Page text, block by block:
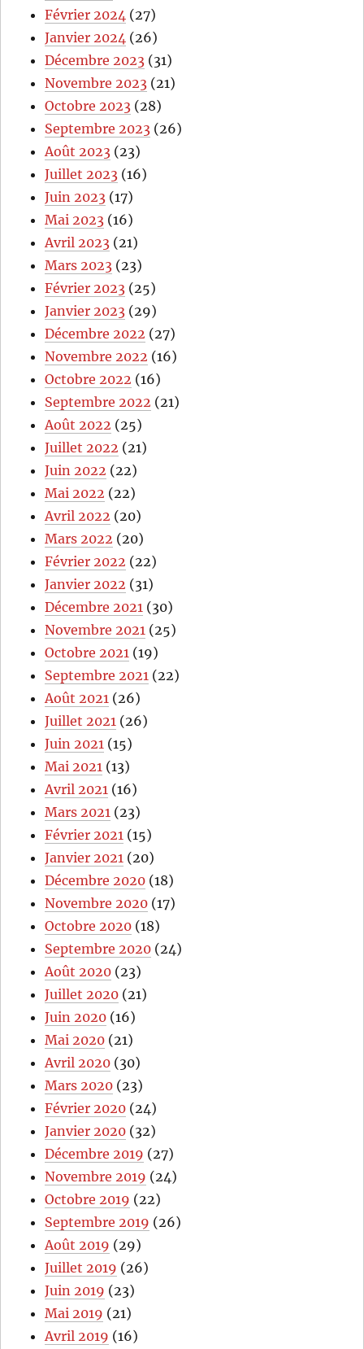
Février 2024 (27)
Janvier 2024 (26)
Décembre 2023 (31)
Novembre 2023 (21)
Octobre 2023 (28)
Septembre 2023 (26)
Août 2023 (23)
Juillet 2023 (16)
Juin 2023 (17)
Mai 2023 (16)
Avril 2023 (21)
Mars 2023 (23)
Février 2023 (25)
Janvier 2023 (29)
Décembre 2022 (27)
Novembre 2022 (16)
Octobre 2022 (16)
Septembre 2022 (21)
Août 2022 (25)
Juillet 2022 (21)
Juin 2022 (22)
Mai 2022 (22)
Avril 2022 (20)
Mars 2022 (20)
Février 2022 (22)
Janvier 2022 (31)
Décembre 2021 (30)
Novembre 2021 (25)
Octobre 2021 (19)
Septembre 2021 (22)
Août 2021 (26)
Juillet 2021 (26)
Juin 2021 (15)
Mai 2021 (13)
Avril 2021 (16)
Mars 2021 (23)
Février 2021 (15)
Janvier 2021 (20)
Décembre 2020 (18)
Novembre 2020 (17)
Octobre 2020 (18)
Septembre 2020 (24)
Août 2020 (23)
Juillet 2020 (21)
Juin 2020 (16)
Mai 2020 (21)
Avril 2020 (30)
Mars 2020 (23)
Février 2020 (24)
Janvier 2020 (32)
Décembre 2019 (27)
Novembre 2019 (24)
Octobre 2019 (22)
Septembre 2019 (26)
Août 2019 (29)
Juillet 2019 (26)
Juin 2019 (23)
Mai 2019 (21)
Avril 2019 (16)